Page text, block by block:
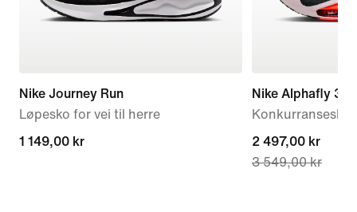
Nike Journey Run
Løpesko for vei til herre
1 149,00 kr
1 149,00 kr
Nike Alphafly 3
Konkurransesko
current
price
2 497,00 kr
3 549,00 kr